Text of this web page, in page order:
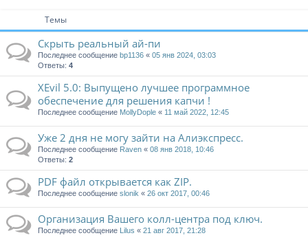
Темы
Скрыть реальный ай-пи
Последнее сообщение bp1136 « 05 янв 2024, 03:03
Ответы: 4
XEvil 5.0: Выпущено лучшее программное
обеспечение для решения капчи !
Последнее сообщение MollyDople « 11 май 2022, 12:45
Уже 2 дня не могу зайти на Алиэкспресс.
Последнее сообщение Raven « 08 янв 2018, 10:46
Ответы: 2
PDF файл открывается как ZIP.
Последнее сообщение slonik « 26 окт 2017, 00:46
Организация Вашего колл-центра под ключ.
Последнее сообщение Lilus « 21 авг 2017, 21:28